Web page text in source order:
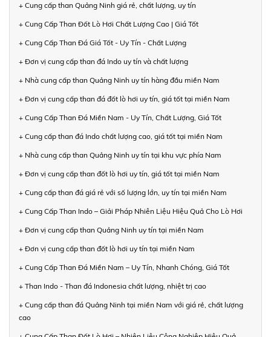
+ Cung cấp than Quảng Ninh giá rẻ, chất lượng, uy tín
+ Cung Cấp Than Đốt Lò Hơi Chất Lượng Cao | Giá Tốt
+ Cung Cấp Than Đá Giá Tốt - Uy Tín - Chất Lượng
+ Đơn vị cung cấp than đá Indo uy tín và chất lượng
+ Nhà cung cấp than Quảng Ninh uy tín hàng đầu miền Nam
+ Đơn vị cung cấp than đá đốt lò hơi uy tín, giá tốt tại miền Nam
+ Cung Cấp Than Đá Miền Nam - Uy Tín, Chất Lượng, Giá Tốt
+ Cung cấp than đá Indo chất lượng cao, giá tốt tại miền Nam
+ Nhà cung cấp than Quảng Ninh uy tín tại khu vực phía Nam
+ Đơn vị cung cấp than đốt lò hơi uy tín, giá tốt tại miền Nam
+ Cung cấp than đá giá rẻ với số lượng lớn, uy tín tại miền Nam
+ Cung Cấp Than Indo – Giải Pháp Nhiên Liệu Hiệu Quả Cho Lò Hơi
+ Đơn vị cung cấp than Quảng Ninh uy tín tại miền Nam
+ Đơn vị cung cấp than đốt lò hơi uy tín tại miền Nam
+ Cung Cấp Than Đá Miền Nam – Uy Tín, Nhanh Chóng, Giá Tốt
+ Than Indo - Than đá Indonesia chất lượng, nhiệt trị cao
+ Cung cấp than đá Quảng Ninh tại miền Nam với giá rẻ, chất lượng
cao